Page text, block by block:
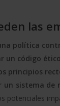
las
política
un código ético
principios
un sistema de
potenciales